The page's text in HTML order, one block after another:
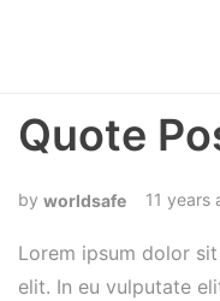
Quote
worldsafe 11 years
Lorem ipsum dolor
elit. In eu vulputate